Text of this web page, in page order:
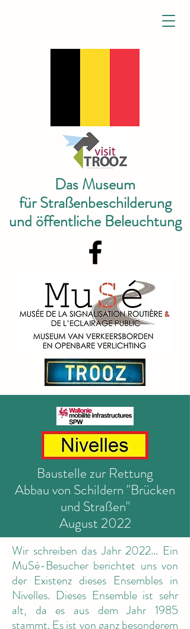
Das Museum
für Straßenbeschilderung
und öffentliche Beleuchtung
Baustelle zur Rettung
Abbau von Schildern "Brücken
und Straßen"
August 2022
Wir schreiben das Jahr 2022... Ein
MuSé-Besucher berichtet uns von
der Existenz dieses Ensembles in
Nivelles. Dieses Ensemble ist sehr
alt, da es aus dem Jahr 1985
stammt. Es ist von ganz besonderem